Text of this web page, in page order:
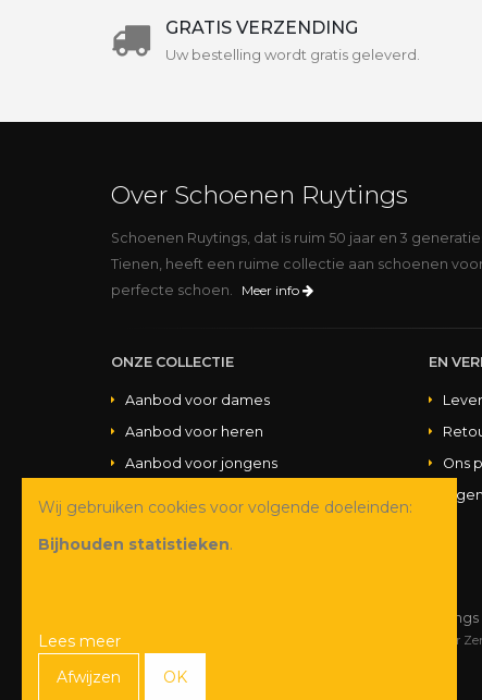
GRATIS VERZENDING
Uw bestelling wordt gratis geleverd.
Over Schoenen Ruytings
Schoenen Ruytings, dat is ruim 50 jaar en 3
Tienen, heeft een ruime collectie aan schoenen
perfecte schoen.
Meer info
ONZE COLLECTIE
Aanbod voor dames
Aanbod voor heren
Aanbod voor jongens
EN
Ons
© Copyright 2026 Schoenen
door
Wij gebruiken cookies voor volgende doeleinden:
Bijhouden statistieken.
Lees meer
Afwijzen
OK